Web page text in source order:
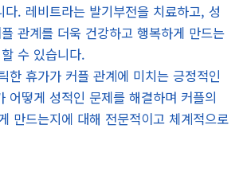
다. 레비트라는 발기부전을 치료하고, 성
관계를 더욱 건강하고 행복하게 만드는
수 있습니다.
한 휴가가 커플 관계에 미치는 긍정적인
어떻게 성적인 문제를 해결하며 커플의
만드는지에 대해 전문적이고 체계적으로